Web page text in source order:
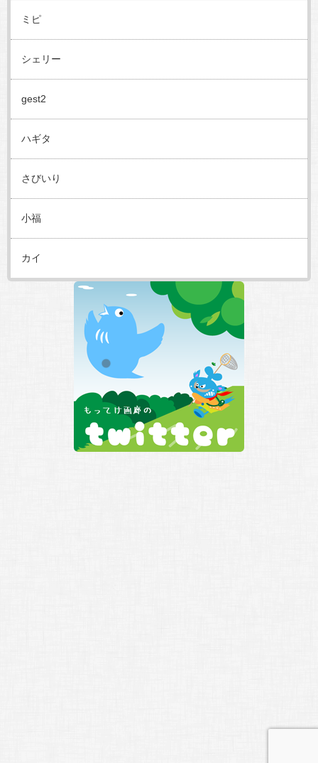
ミピ
シェリー
gest2
ハギタ
さびいり
小福
カイ